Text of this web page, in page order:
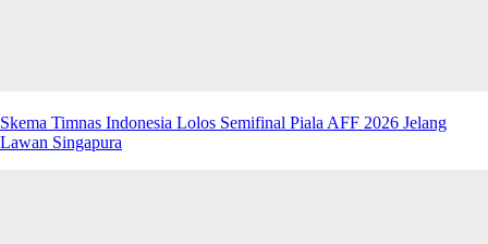
Skema Timnas Indonesia Lolos Semifinal Piala AFF 2026 Jelang
Lawan Singapura